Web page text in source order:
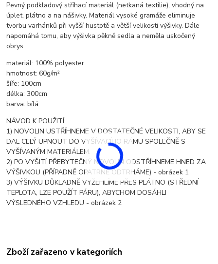
Pevný podkladový stříhací materiál (netkaná textilie), vhodný na
úplet, plátno a na nášivky. Materiál vysoké gramáže eliminuje
tvorbu varhánků při vyšší hustotě a větší velikosti výšivky. Dále
napomáhá tomu, aby výšivka pěkně sedla a neměla uskočený
obrys.
materiál: 100% polyester
hmotnost: 60g/m²
šíře: 100cm
délka: 300cm
barva: bílá
NÁVOD K POUŽITÍ:
1) NOVOLIN USTŘÍHNEME V DOSTATEČNÉ VELIKOSTI, ABY SE
DAL CELÝ UPNOUT DO VYŠÍVACÍHO RÁMU SPOLEČNĚ S
VYŠÍVANÝM MATERIÁLEM.
2) PO VYŠITÍ PŘEBYTEČNÝ NOVOLIN ODSTŘÍHNEME HNED ZA
VÝŠIVKOU (PŘÍPADNĚ OPATRNĚ ODTRHÁME) - obrázek 1
3) VÝŠIVKU DŮKLADNĚ VYŽEHLÍME PŘES PLÁTNO (STŘEDNÍ
TEPLOTA, LZE POUŽÍT PÁRU), ABYCHOM DOSÁHLI
VÝSLEDNÉHO VZHLEDU - obrázek 2
Zboží zařazeno v kategoriích